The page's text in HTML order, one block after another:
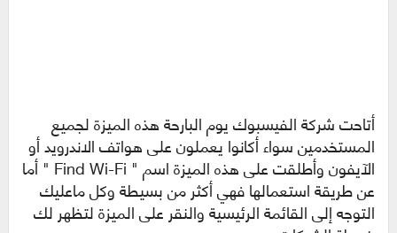
أتاحت شركة الفيسبوك يوم البارحة هذه الميزة لجميع
المستخدمين سواء أكانوا يعملون على هواتف الاندرويد أو
الآيفون وأطلقت على هذه الميزة اسم " Find Wi-Fi " أما
عن طريقة استعمالها فهي أكثر من بسيطة وكل ماعليك
التوجه إلى القائمة الرئيسية والنقر على الميزة لتظهر لك